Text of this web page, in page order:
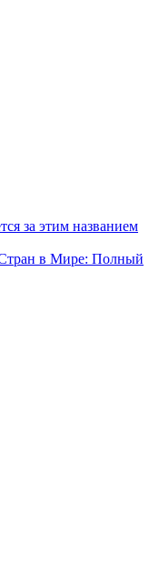
за этим названием
Стран в Мире: Полный